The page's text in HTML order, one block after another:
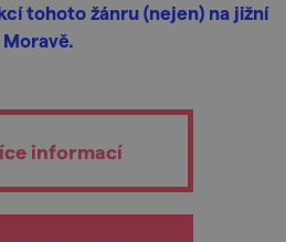
tohoto žánru (nejen) na jižní
Moravě.
informací